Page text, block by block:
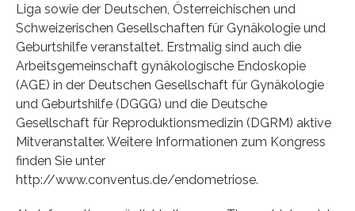
Liga sowie der Deutschen, Österreichischen und
Schweizerischen Gesellschaften für Gynäkologie und
Geburtshilfe veranstaltet. Erstmalig sind auch die
Arbeitsgemeinschaft gynäkologische Endoskopie
(AGE) in der Deutschen Gesellschaft für Gynäkologie
und Geburtshilfe (DGGG) und die Deutsche
Gesellschaft für Reproduktionsmedizin (DGRM) aktive
Mitveranstalter. Weitere Informationen zum Kongress
finden Sie unter
http://www.conventus.de/endometriose.